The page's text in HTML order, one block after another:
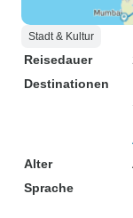
Stadt & Kultur
Reisedauer
Destinationen
Alter
Sprache